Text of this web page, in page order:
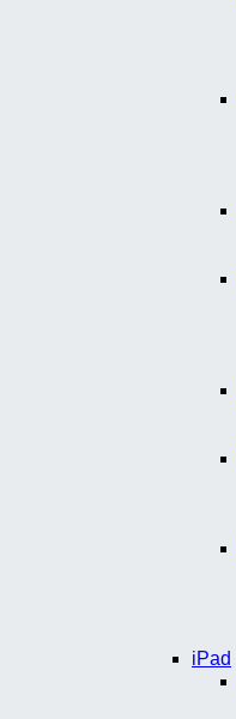
iPad